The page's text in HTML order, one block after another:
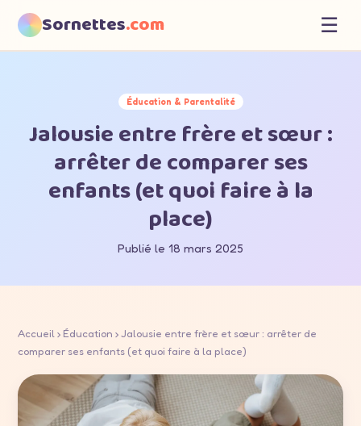
Sornettes.com ☰
Éducation & Parentalité
Jalousie entre frère et sœur :
arrêter de comparer ses
enfants (et quoi faire à la
place)
Publié le 18 mars 2025
Accueil› Éducation › Jalousie entre frère et sœur : arrêter de
comparer ses enfants (et quoi faire à la place)